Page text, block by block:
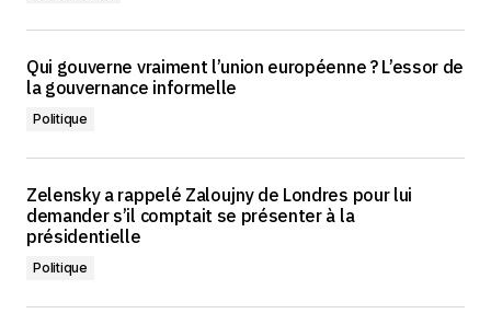
Qui gouverne vraiment l’union européenne ? L’essor de
la gouvernance informelle
Politique
Zelensky a rappelé Zaloujny de Londres pour lui
demander s’il comptait se présenter à la
présidentielle
Politique